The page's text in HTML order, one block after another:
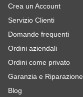
Crea un Account
Servizio Clienti
Domande frequenti
Ordini aziendali
Ordini come privato
Garanzia e Riparazione
Blog